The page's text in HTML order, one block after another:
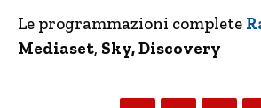
Le programmazioni complete
Mediaset, Sky, Discovery